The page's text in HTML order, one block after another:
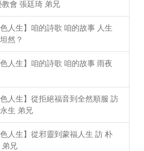
教會 張廷琦 弟兄
人生】咱的詩歌 咱的故事 人生
然？
人生】咱的詩歌 咱的故事 雨夜
人生】從拒絕福音到全然順服 訪
生 弟兄
人生】從邪靈到蒙福人生 訪 朴
弟兄